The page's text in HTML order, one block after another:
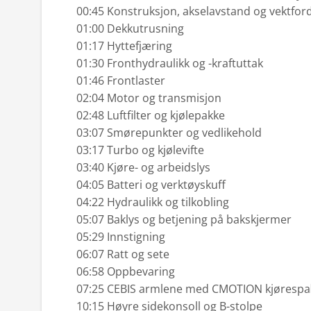
00:45 Konstruksjon, akselavstand og
01:00 Dekkutrusning
01:17 Hyttefjæring
01:30 Fronthydraulikk og -kraftuttak
01:46 Frontlaster
02:04 Motor og transmisjon
02:48 Luftfilter og kjølepakke
03:07 Smørepunkter og vedlikehold
03:17 Turbo og kjølevifte
03:40 Kjøre- og arbeidslys
04:05 Batteri og verktøyskuff
04:22 Hydraulikk og tilkobling
05:07 Baklys og betjening på bakskjermer
05:29 Innstigning
06:07 Ratt og sete
06:58 Oppbevaring
07:25 CEBIS armlene med CMOTION
10:15 Høyre sidekonsoll og B-stolpe